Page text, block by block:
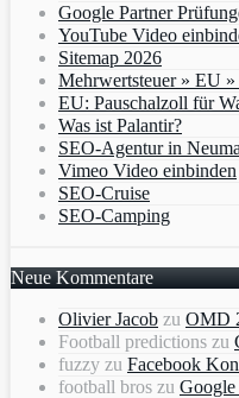
Google Partner
YouTube Video
Sitemap 2026
Mehrwertsteuer » EU
EU: Pauschalzoll für
Was ist Palantir?
SEO-Agentur in
Vimeo Video einbinden
SEO-Cruise
SEO-Camping
Neue Kommentare
Olivier Jacob zu OMD
Football predictions zu
fuzzy zu Facebook
football bros zu Google